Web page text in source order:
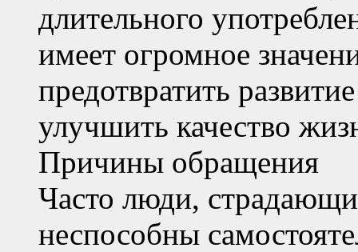
длительного
имеет огромное
предотвратить
улучшить качество
Причины обращения
Часто люди,
неспособны